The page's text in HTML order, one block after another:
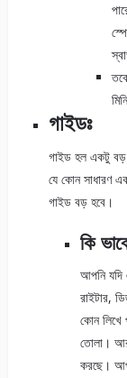
গাইডঃ
গাইড হল একটু বড়
যে কোন সাধারণ
গাইড বড় হবে।
কি
আপনি যদি
রাইটার,
কোন লিখে
তোলা।
করছে।